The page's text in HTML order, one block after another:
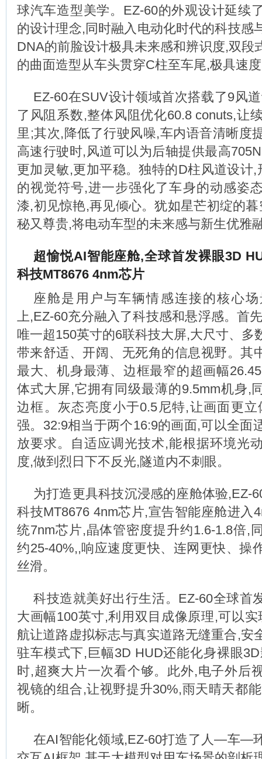
球汽车造型美学。EZ-60的外观设计延续
的设计理念,同时融入电动化时代的科技感
DNA的前脸设计极具未来感和辨识度,双段
的曲面造型从车头贯穿C柱至车尾,极具速
EZ-60在SUV设计领域首次搭载了9风
了风阻系数,整体风阻优化60.8 conuts,让
里;其次,降低了行驶风噪,车内语音清晰度
高速行驶时,风道可以为后轴提供最高
更加灵敏,更加平稳。独特的D柱风道设计,
的视觉符号,进一步强化了车身的动感姿
漆,初见惊艳,再见倾心。犹如星芒初绽的
秘又尊贵,将电动车型的未来感与新生优雅
超愉悦AI智能座舱,全球首发裸眼3D
科技MT8676 4nm芯片
座舱是用户与车辆情感连接的核心
上,EZ-60充分融入了科技感和悬浮感。首
唯一超150英寸的6联科技大屏,大尺寸、多
带来舒适、开阔、无死角的信息视野。其
最大、机身最薄、边框最窄的超画幅
体式大屏,它拥有同级最薄的9.5mm机身,
边框。灰态亮度小于0.5尼特,让画面更
强。32:9相当于两个16:9的画面,可以全面
放要求。自适应调光技术,能根据环境光
度,做到烈日下不反光,隧道内不刺眼。
为打造更具科技沉浸感的座舱体验,EZ-
科技MT8676 4nm芯片,宣告智能座舱进入
统7nm芯片,晶体管密度提升约1.6-1.8倍,
约25-40%,,响应速度更快、连网更快、操
丝滑。
科技造就美好出行生活。EZ-60全球首
大画幅100英寸,利用双目成像原理,可以
航让道路虚拟标志与真实道路无缝重合,安
驻车模式下,巨幅3D HUD还能化身裸眼
时,超爽大片一次看个够。此外,电子外后
视镜的组合,让视野提升30%,雨天晴天都
晰。
在AI智能化领域,EZ-60打造了人—车—